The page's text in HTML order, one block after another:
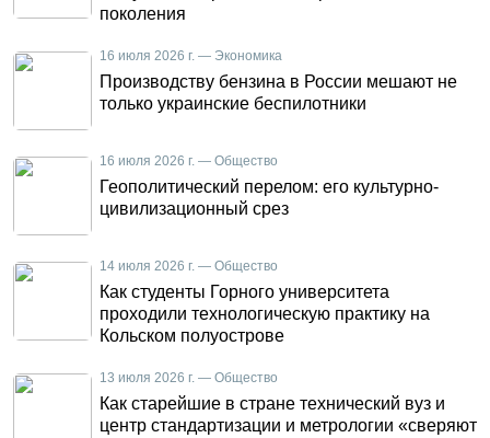
поколения
16 июля 2026 г. — Экономика
Производству бензина в России мешают не
только украинские беспилотники
16 июля 2026 г. — Общество
Геополитический перелом: его культурно-
цивилизационный срез
14 июля 2026 г. — Общество
Как студенты Горного университета
проходили технологическую практику на
Кольском полуострове
13 июля 2026 г. — Общество
Как старейшие в стране технический вуз и
центр стандартизации и метрологии «сверяют